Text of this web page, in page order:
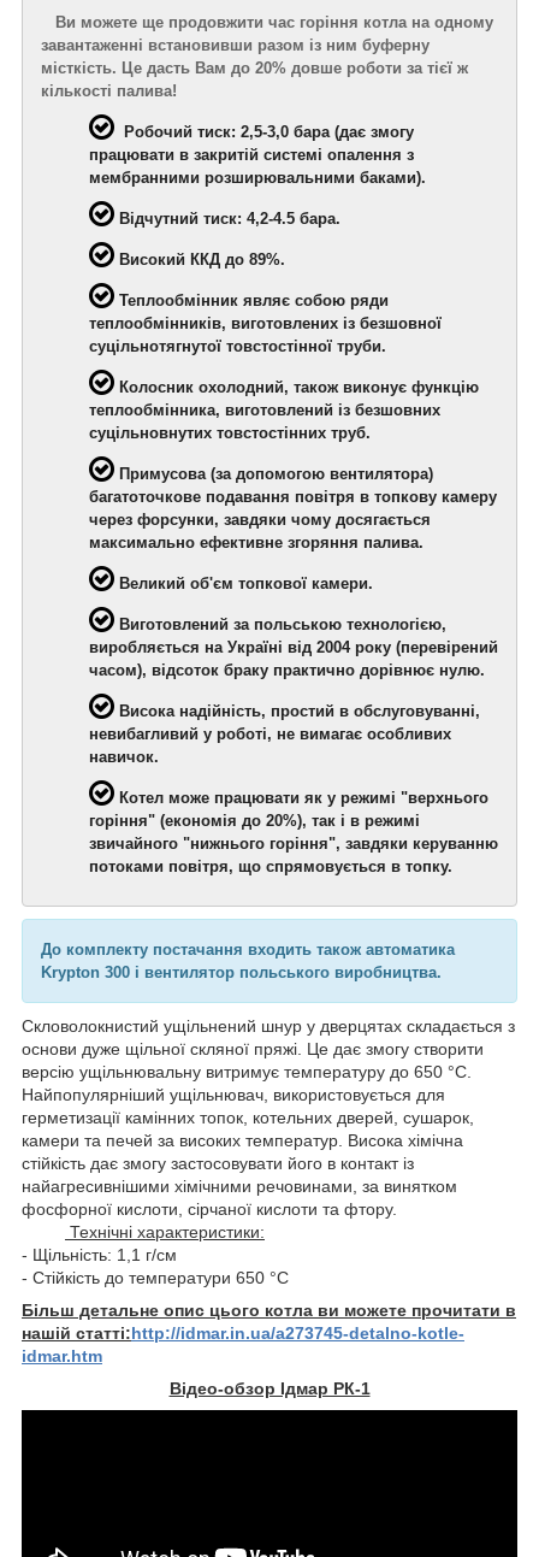
Ви можете ще продовжити час горіння котла на одному
завантаженні встановивши разом із ним буферну
місткість. Це дасть Вам до 20% довше роботи за тієї ж
кількості палива!
Робочий тиск: 2,5-3,0 бара (дає змогу
працювати в закритій системі опалення з
мембранними розширювальними баками).
Відчутний тиск: 4,2-4.5 бара.
Високий ККД до 89%.
Теплообмінник являє собою ряди
теплообмінників, виготовлених із безшовної
суцільнотягнутої товстостінної труби.
Колосник охолодний, також виконує функцію
теплообмінника, виготовлений із безшовних
суцільновнутих товстостінних труб.
Примусова (за допомогою вентилятора)
багатоточкове подавання повітря в топкову камеру
через форсунки, завдяки чому досягається
максимально ефективне згоряння палива.
Великий об'єм топкової камери.
Виготовлений за польською технологією,
виробляється на Україні від 2004 року (перевірений
часом), відсоток браку практично дорівнює нулю.
Висока надійність, простий в обслуговуванні,
невибагливий у роботі, не вимагає особливих
навичок.
Котел може працювати як у режимі "верхнього
горіння" (економія до 20%), так і в режимі
звичайного "нижнього горіння", завдяки керуванню
потоками повітря, що спрямовується в топку.
До комплекту постачання входить також автоматика
Krypton 300 і вентилятор польського виробництва.
Скловолокнистий ущільнений шнур у дверцятах складається з
основи дуже щільної скляної пряжі. Це дає змогу створити
версію ущільнювальну витримує температуру до 650 °C.
Найпопулярніший ущільнювач, використовується для
герметизації камінних топок, котельних дверей, сушарок,
камери та печей за високих температур. Висока хімічна
стійкість дає змогу застосовувати його в контакт із
найагресивнішими хімічними речовинами, за винятком
фосфорної кислоти, сірчаної кислоти та фтору.
Технічні характеристики:
- Щільність: 1,1 г/см
- Стійкість до температури 650 °C
Більш детальне опис цього котла ви можете прочитати в
нашій статті:http://idmar.in.ua/a273745-detalno-kotle-
idmar.htm
Відео-обзор Ідмар РК-1